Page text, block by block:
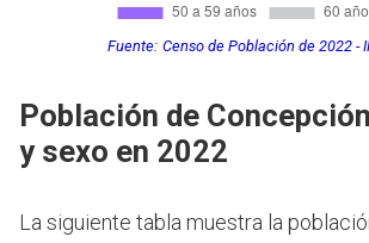
Fuente: Censo de Población de 2022 -
Población de
y sexo en 2022
La siguiente tabla muestra la